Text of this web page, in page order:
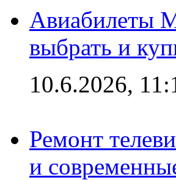
Авиабилеты
выбрать и
10.6.2026,
Ремонт
и